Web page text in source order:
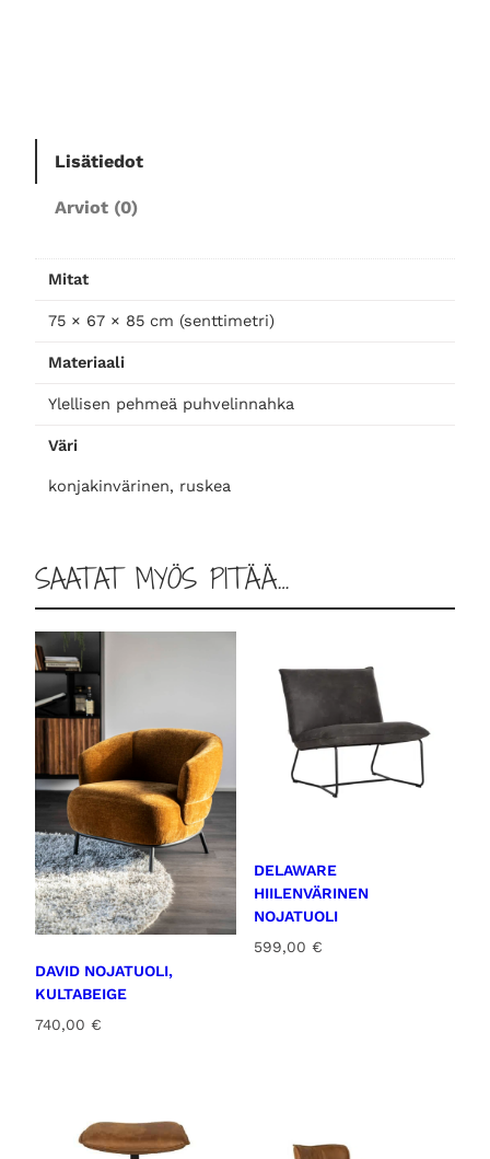
l
,
n
v
ä
r
i
n
n
m
ä
r
ä
Lisätiedot
Arviot (0)
Mitat
75 × 67 × 85 cm (senttimetri)
Materiaali
Ylellisen pehmeä puhvelinnahka
Väri
konjakinvärinen, ruskea
SAATAT MYÖS PITÄÄ…
DAVID NOJATUOLI,
KULTABEIGE
740,00 €
DELAWARE
HIILENVÄRINEN
NOJATUOLI
599,00 €